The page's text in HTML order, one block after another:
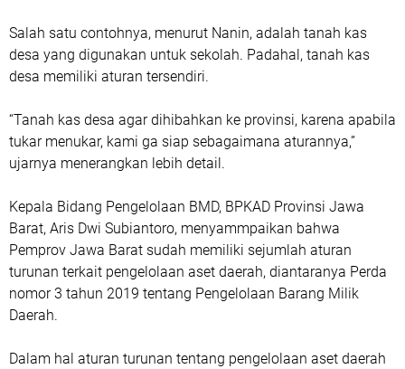
Salah satu contohnya, menurut Nanin, adalah tanah kas
desa yang digunakan untuk sekolah. Padahal, tanah kas
desa memiliki aturan tersendiri.
“Tanah kas desa agar dihibahkan ke provinsi, karena apabila
tukar menukar, kami ga siap sebagaimana aturannya,”
ujarnya menerangkan lebih detail.
Kepala Bidang Pengelolaan BMD, BPKAD Provinsi Jawa
Barat, Aris Dwi Subiantoro, menyammpaikan bahwa
Pemprov Jawa Barat sudah memiliki sejumlah aturan
turunan terkait pengelolaan aset daerah, diantaranya Perda
nomor 3 tahun 2019 tentang Pengelolaan Barang Milik
Daerah.
Dalam hal aturan turunan tentang pengelolaan aset daerah